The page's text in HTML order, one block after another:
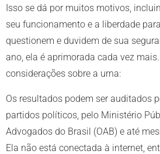
Isso se dá por muitos motivos,
seu funcionamento e a liberdade
questionem e duvidem de sua
ano, ela é aprimorada cada vez
considerações sobre a urna:
Os resultados podem ser auditados
partidos políticos, pelo Ministério
Advogados do Brasil (OAB) e até
Ela não está conectada à internet,